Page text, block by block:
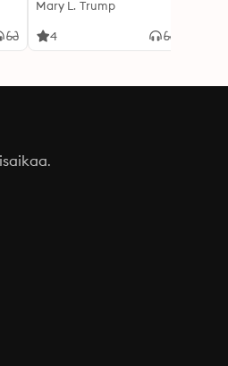
loi Donald Trumpin
Mary L. Trump
4